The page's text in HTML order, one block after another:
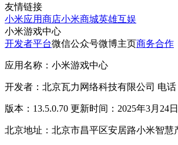
友情链接
小米应用商店小米商城英雄互娱
小米游戏中心
开发者平台微信公众号微博主页商务合作
应用名称：小米游戏中心
开发者：北京瓦力网络科技有限公司 电话
版本：13.5.0.70 更新时间：2025年3月24日
北京地址：北京市昌平区安居路小米智慧